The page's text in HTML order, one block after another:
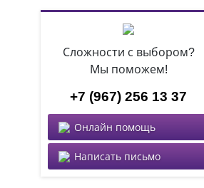
Сложности с выбором?
Мы поможем!
+7 (967) 256 13 37
Онлайн помощь
Написать письмо